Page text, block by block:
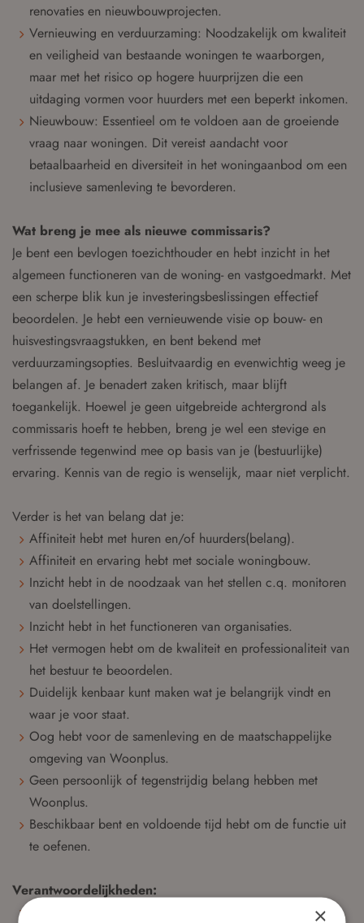
renovaties en nieuwbouwprojecten.
Vernieuwing en verduurzaming: Noodzakelijk om kwaliteit
en veiligheid van bestaande woningen te waarborgen,
maar met het risico op hogere huurprijzen die een
uitdaging vormen voor huurders met een beperkt inkomen.
Nieuwbouw: Essentieel om te voldoen aan de groeiende
vraag naar woningen. Dit vereist aandacht voor
betaalbaarheid en diversiteit in het woningaanbod om een
inclusieve samenleving te bevorderen.
Wat breng je mee als nieuwe commissaris?
Je bent een bevlogen toezichthouder en hebt inzicht in het
algemeen functioneren van de woning- en vastgoedmarkt. Met
een scherpe blik kun je investeringsbeslissingen effectief
beoordelen. Je hebt een vernieuwende visie op bouw- en
huisvestingsvraagstukken, en bent bekend met
verduurzamingsopties. Besluitvaardig en evenwichtig weeg je
belangen af. Je benadert zaken kritisch, maar blijft
toegankelijk. Hoewel je geen uitgebreide achtergrond als
commissaris hoeft te hebben, breng je wel een stevige en
verfrissende tegenwind mee op basis van je (bestuurlijke)
ervaring. Kennis van de regio is wenselijk, maar niet verplicht.
Verder is het van belang dat je:
Affiniteit hebt met huren en/of huurders(belang).
Affiniteit en ervaring hebt met sociale woningbouw.
Inzicht hebt in de noodzaak van het stellen c.q. monitoren
van doelstellingen.
Inzicht hebt in het functioneren van organisaties.
Het vermogen hebt om de kwaliteit en professionaliteit van
het bestuur te beoordelen.
Duidelijk kenbaar kunt maken wat je belangrijk vindt en
waar je voor staat.
Oog hebt voor de samenleving en de maatschappelijke
omgeving van Woonplus.
Geen persoonlijk of tegenstrijdig belang hebben met
Woonplus.
Beschikbaar bent en voldoende tijd hebt om de functie uit
te oefenen.
Verantwoordelijkheden:
Actief bijdragen aan de discussies en besluitvorming×